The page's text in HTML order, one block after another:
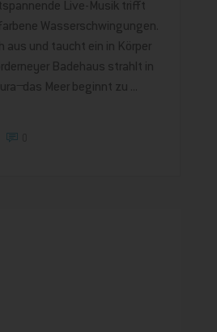
Live-Musik trifft
Wasserschwingungen.
aus und taucht ein in Körper
Badehaus strahlt in
das Meer beginnt zu